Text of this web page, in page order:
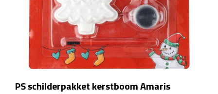
Cocktailglazen
Wijnglazen
Koffieglazen
Theeglazen
PS schilderpakket kerstboom Amaris